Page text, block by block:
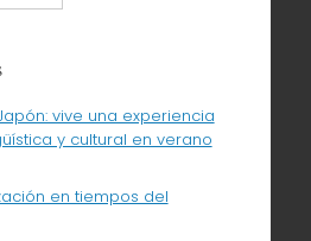
vive una experiencia
y cultural en verano
en tiempos del